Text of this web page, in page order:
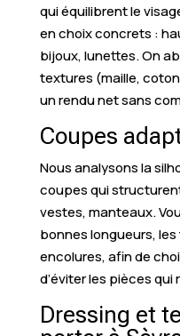
qui équilibrent le
en choix concrets :
bijoux, lunettes. On
textures (maille,
un rendu net sans
Coupes
Nous analysons la
coupes qui
vestes, manteaux.
bonnes longueurs,
encolures, afin de
d’éviter les pièces
Dressing et